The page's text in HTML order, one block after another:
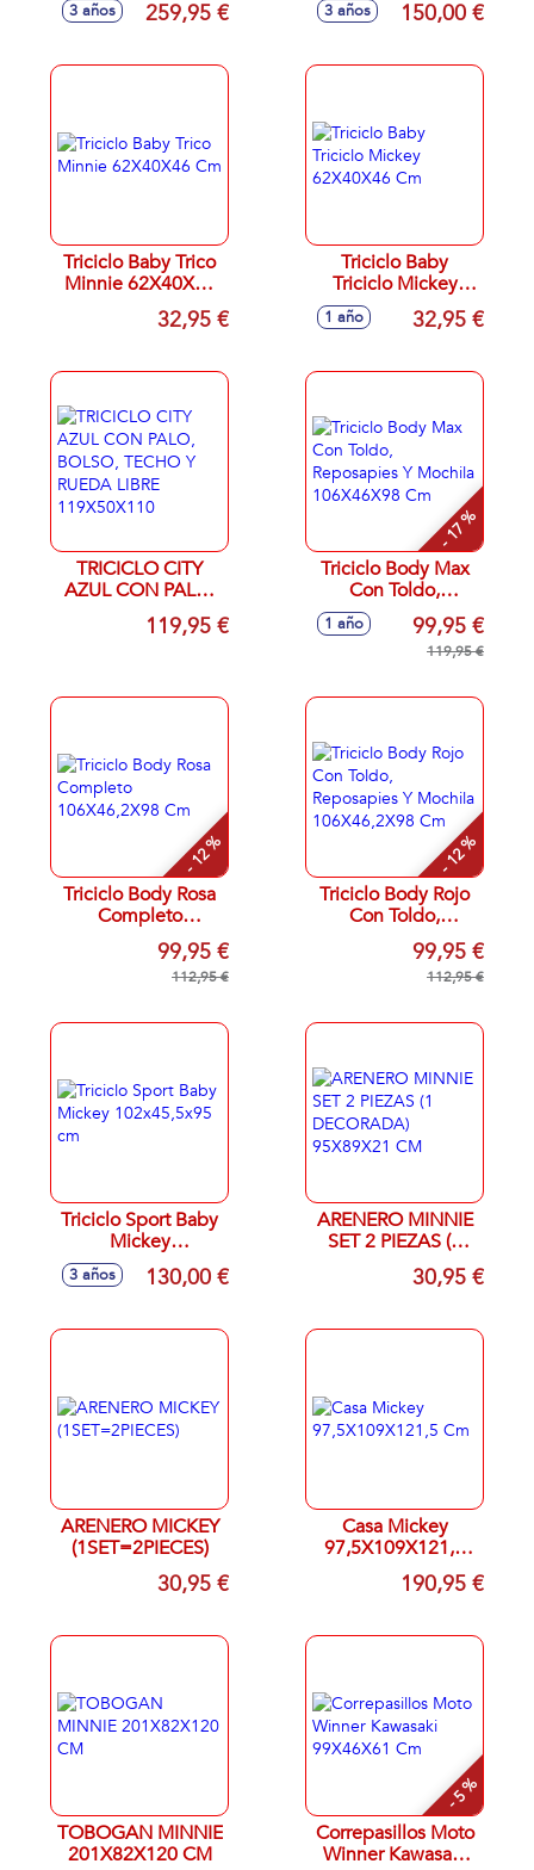
114x53x62 cm
3 años 259,95 € 3 años 150,00 €
Triciclo Baby Trico
Minnie 62X40X46
32,95 €
Triciclo Baby
Triciclo Mickey
62X40X46 Cm
1 año 32,95 €
TRICICLO CITY
AZUL CON PALO,
BOLSO, TECHO Y
RUEDA LIBRE
119,95 €
- 17 %
Triciclo Body Max
Con Toldo,
Reposapies Y
Mochila
106X46X98 Cm
1 año 99,95 €
119,95 €
- 12 %
Triciclo Body Rosa
Completo
106X46,2X98 Cm
99,95 €
112,95 €
- 12 %
Triciclo Body Rojo
Con Toldo,
Reposapies Y
Mochila
106X46,2X98 Cm
99,95 €
112,95 €
Triciclo Sport Baby
Mickey
102x45,5x95 cm
3 años 130,00 €
ARENERO MINNIE
SET 2 PIEZAS (1
DECORADA)
95X89X21 CM
30,95 €
ARENERO MICKEY
(1SET=2PIECES)
30,95 €
Casa Mickey
97,5X109X121,5
Cm190,95 €
TOBOGAN MINNIE
201X82X120 CM
- 5 %
Correpasillos Moto
Winner Kawasaki